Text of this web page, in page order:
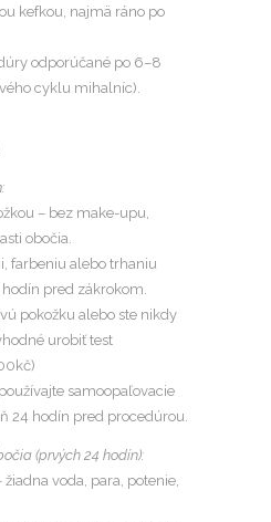
kefkou, najmä ráno po
odporúčané po 6–8
cyklu mihalníc).
– bez make-upu,
obočia.
farbeniu alebo trhaniu
pred zákrokom.
pokožku alebo ste nikdy
urobiť test
samoopaľovacie
24 hodín pred procedúrou.
(prvých 24 hodín):
voda, para, potenie,